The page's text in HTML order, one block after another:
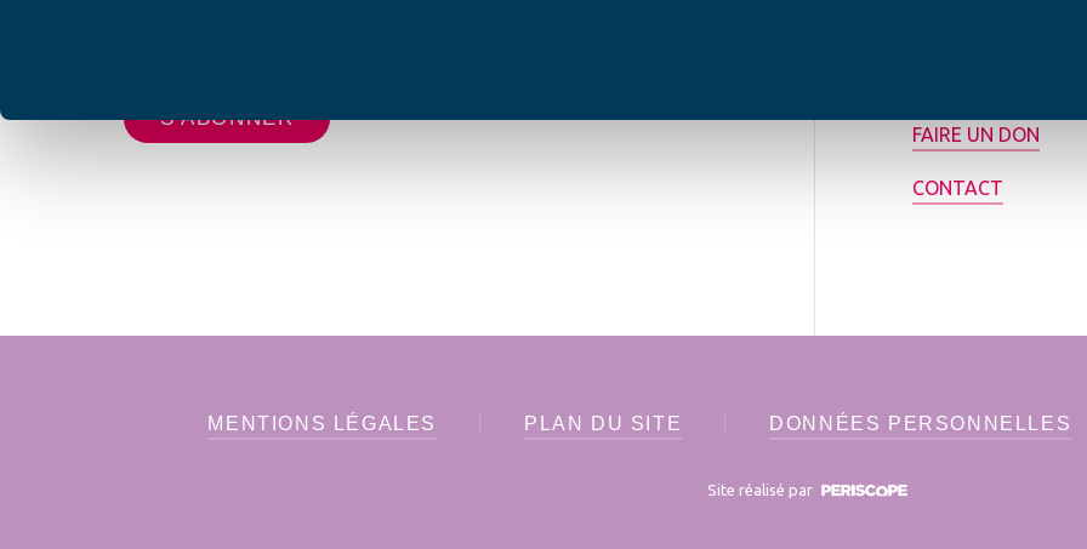
FAIRE UN DON
CONTACT
MENTIONS LÉGALES PLAN DU SITE DONNÉES PERSONNELLES
Site réalisé par